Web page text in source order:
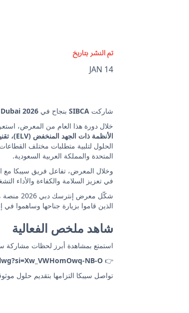
تم النشر بتاريخ
14 JAN
شاركت SIBCA بنجاح في 2026
خلال دورة هذا العام من المعرض،
الأنظمة ذات الجهد المنخفض (ELV)، تقنيات الاتصالات وتقنية المعلومات والأنظمة السمعية والبصرية (ICT & AV)
الحلول لتلبية متطلبات مختلف
المتحدة والمملكة العربية السعودية.
وخلال المعرض، تفاعل فريق سيبكا مع
في تعزيز السلامة والكفاءة والأداء
شكّل
الذين قاموا بزيارة جناحها وساهموا في
شاهد ملخص الفعالية
استمتع بمشاهدة أبرز لحظات مشاركة سيبكا في معرض إنترسك دبي 2026 وتعرّف
👉
NB-O
تواصل سيبكا التزامها بتقديم حلول